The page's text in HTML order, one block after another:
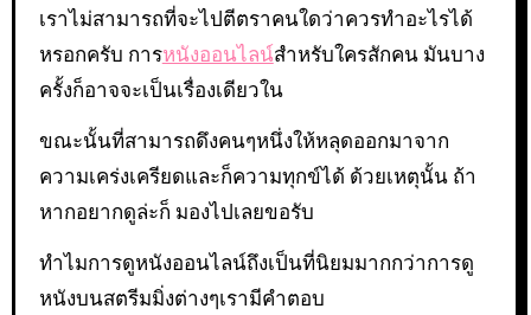
เราไม่สามารถที่จะไปตีตราคนใดว่าควรทำอะไรได้
หรอกครับ การหนังออนไลน์สำหรับใครสักคน มันบาง
ครั้งก็อาจจะเป็นเรื่องเดียวใน
ขณะนั้นที่สามารถดึงคนๆหนึ่งให้หลุดออกมาจาก
ความเคร่งเครียดและก็ความทุกข์ได้ ด้วยเหตุนั้น ถ้า
หากอยากดูล่ะก็ มองไปเลยขอรับ
ทำไมการดูหนังออนไลน์ถึงเป็นที่นิยมมากกว่าการดู
หนังบนสตรีมมิ่งต่างๆเรามีคำตอบ